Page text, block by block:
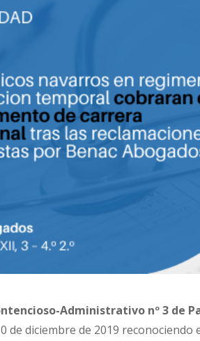
Administrativo nº 3 de
de diciembre de 2019